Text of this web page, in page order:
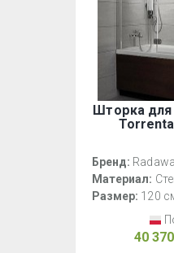
Шторка для
Бренд:
Материал:
Размер: 120
40